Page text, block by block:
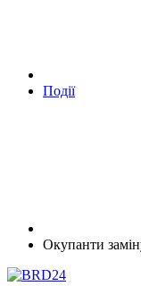
Події
Окупанти